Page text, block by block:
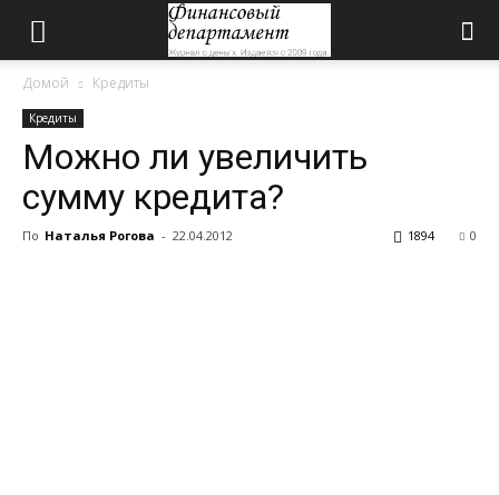
Домой Кредиты
Кредиты
Можно ли увеличить
сумму кредита?
По Наталья Рогова - 22.04.2012 0
1894